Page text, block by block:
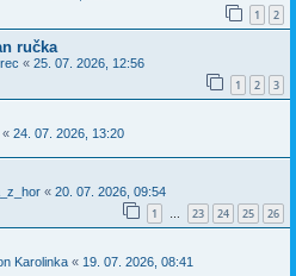
1 2
ručka
« 25. 07. 2026, 12:56
1 2 3
« 24. 07. 2026, 13:20
« 20. 07. 2026, 09:54
1 … 23 24 25 26
Karolinka « 19. 07. 2026, 08:41